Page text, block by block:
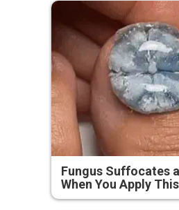
Fungus Suffocates
When You Apply